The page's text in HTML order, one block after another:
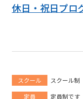
休日・祝日プロ
スクール
スクール制
定員
定員制です